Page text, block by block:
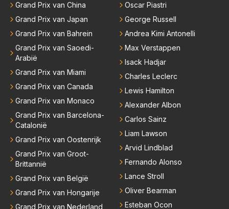
Grand Prix van China
Grand Prix van Japan
Grand Prix van Bahrein
Grand Prix van Saoedi-
Arabië
Grand Prix van Miami
Grand Prix van Canada
Grand Prix van Monaco
Grand Prix van Barcelona-
Catalonië
Grand Prix van Oostenrijk
Grand Prix van Groot-
Brittannië
Grand Prix van België
Grand Prix van Hongarije
Grand Prix van Nederland
Oscar Piastri
George Russell
Andrea Kimi Antonelli
Max Verstappen
Isack Hadjar
Charles Leclerc
Lewis Hamilton
Alexander Albon
Carlos Sainz
Liam Lawson
Arvid Lindblad
Fernando Alonso
Lance Stroll
Oliver Bearman
Esteban Ocon